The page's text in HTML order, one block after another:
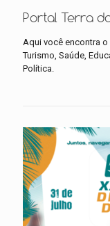
Portal Terra
Aqui você encontra
Turismo, Saúde,
Política.